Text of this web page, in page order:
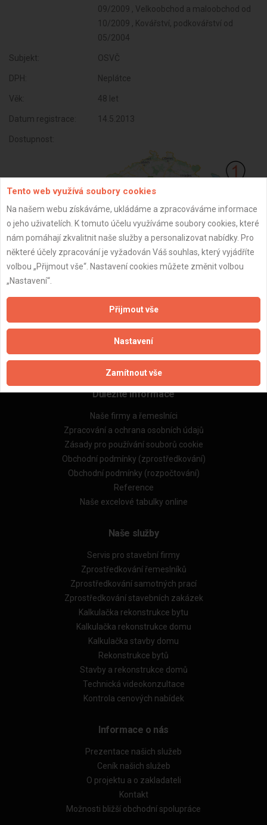
09/2009 , Velkoobchod a maloobchod od
10/2009 , Kovářství, podkovářství od
05/2004
Subjekt: OSVČ
DPH: Neplátce
Věk: 48 let
Datum registrace: 14.5.2013
Dostupnost:
ZPĚT
Důležité informace
Naše firmy a řemeslníci
Zpracování a ochrana osobních údajů
Zásady pro používání souborů cookie
Obchodní podmínky (zprostředkování)
Obchodní podmínky (rozpočtování)
Reference
Naše excelové tabulky online
Naše služby
Servis pro stavební firmy
Zprostředkování řemeslníků
Zprostředkování samotných prací
Zprostředkování stavebních zakázek
Kalkulačka rekonstrukce bytu
Kalkulačka rekonstrukce domu
Kalkulačka stavby domu
Rekonstrukce bytů
Stavby a rekonstrukce domů
Technická videokonzultace
Kontrola cenových nabídek
Informace o nás
Prezentace našich služeb
Ceník našich služeb
O projektu a o zakladateli
Kontakt
Možnosti bližší obchodní spolupráce
Tento web využívá soubory cookies
Na našem webu získáváme, ukládáme a zpracováváme informace
o jeho uživatelích. K tomuto účelu využíváme soubory cookies, které
nám pomáhají zkvalitnit naše služby a personalizovat nabídky. Pro
některé účely zpracování je vyžadován Váš souhlas, který vyjádříte
volbou „Přijmout vše“. Nastavení cookies můžete změnit volbou
„Nastavení“.
Přijmout vše
Nastavení
Zamítnout vše